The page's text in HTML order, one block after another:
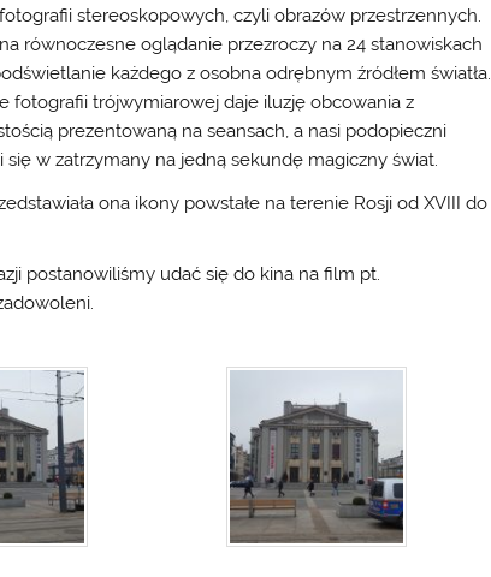
stereoskopowych, czyli obrazów przestrzennych.
równoczesne oglądanie przezroczy na 24 stanowiskach
każdego z osobna odrębnym źródłem światła.
fotografii trójwymiarowej daje iluzję obcowania z
prezentowaną na seansach, a nasi podopieczni
się w zatrzymany na jedną sekundę magiczny świat.
ona ikony powstałe na terenie Rosji od XVIII do
postanowiliśmy udać się do kina na film pt.